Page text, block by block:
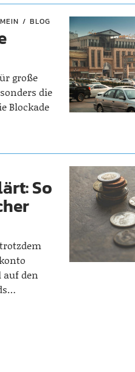
BLOG
große
die
Blockade
So
den